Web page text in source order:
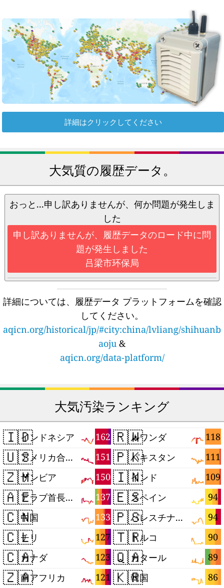
詳細はクリックしてください
大気質の履歴データ。
おっと...申し訳ありませんが、何か問題が発生しま
した
申し訳ありませんが、履歴データのロード中に問
題が発生しました
吕梁市环保局
詳細については、履歴データ プラットフォームを確認
してください。
aqicn.org/historical/jp/#city:china/lvliang/shihuanb
aoju &
aqicn.org/data-platform/
大気汚染ランキング
🇮🇩 162
インドネシア
🇺🇸 151
アメリカ合衆国
🇿🇲 150
ザンビア
🇦🇪 137
アラブ首長国連邦
🇨🇳 133
中国
🇨🇱 127
チリ
🇨🇦 123
カナダ
🇿🇦 121
南アフリカ
🇷🇼 118
ルワンダ
🇵🇰 111
パキスタン
🇮🇳 109
インド
🇪🇸 94
スペイン
🇵🇸 94
パレスチナ自治区
🇹🇷 90
トルコ
🇶🇦 89
カタール
🇰🇷 86
韓国